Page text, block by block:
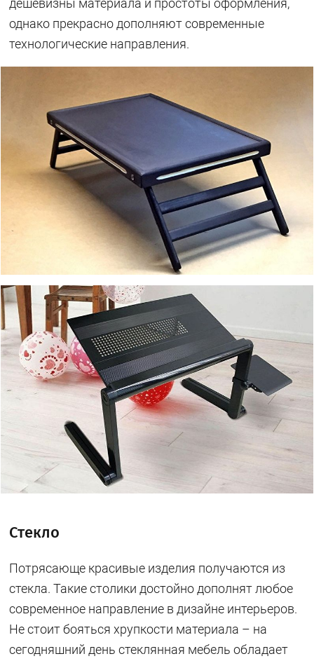
дешевизны материала и простоты оформления,
однако прекрасно дополняют современные
технологические направления.
Стекло
Потрясающе красивые изделия получаются из
стекла. Такие столики достойно дополнят любое
современное направление в дизайне интерьеров.
Не стоит бояться хрупкости материала – на
сегодняшний день стеклянная мебель обладает